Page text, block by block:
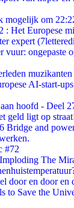
mogelijk om
: Het Europese
expert
vuur: ongepaste
muzikanten
AI-start-
hoofd - Deel
geld ligt op
Bridge and
#72
The
door en door en
to Save the